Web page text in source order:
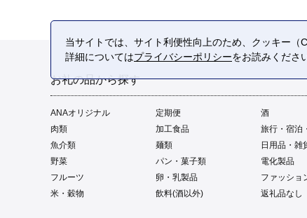
お礼の品から探す
ANAオリジナル 定期便
酒
肉類
加工食品
旅行・宿泊
魚介類
麺類
日用品・雑
野菜
パン・菓子類
電化製品
フルーツ
卵・乳製品
ファッショ
米・穀物
飲料(酒以外) 返礼品なし
当サイトでは、サイト利便性向上のため、クッキー（
詳細についてはプライバシーポリシーをお読みくださ